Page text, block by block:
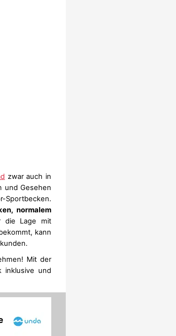
zwar auch in
und Gesehen
Sportbecken.
normalem
die Lage mit
kann
Mit der
inklusive und